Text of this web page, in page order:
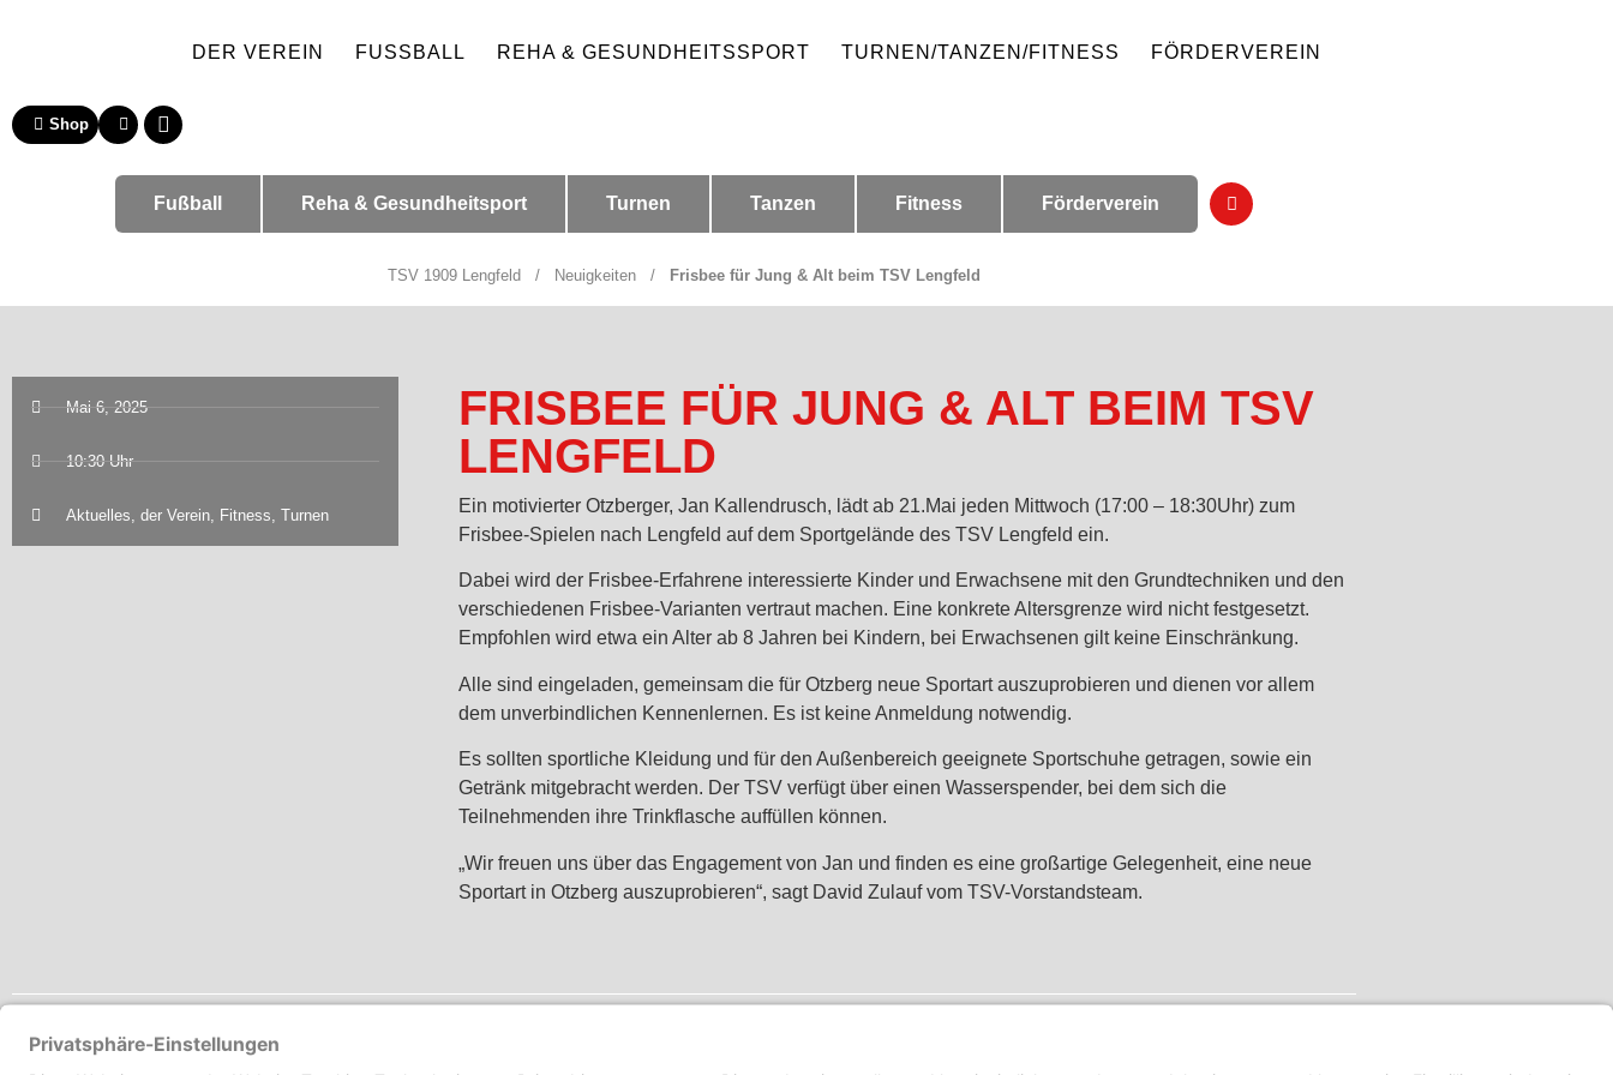
DER VEREIN FUSSBALL REHA & GESUNDHEITSSPORT TURNEN/TANZEN/FITNESS FÖRDERVEREIN
Shop
Fußball Reha & Gesundheitsport Turnen Tanzen Fitness Förderverein
TSV 1909 Lengfeld / Neuigkeiten / Frisbee für Jung & Alt beim TSV Lengfeld
Mai 6, 2025
10:30 Uhr
Aktuelles, der Verein, Fitness, Turnen
FRISBEE FÜR JUNG & ALT BEIM TSV
LENGFELD
Ein motivierter Otzberger, Jan Kallendrusch, lädt ab 21.Mai jeden Mittwoch (17:00 – 18:30Uhr) zum
Frisbee-Spielen nach Lengfeld auf dem Sportgelände des TSV Lengfeld ein.
Dabei wird der Frisbee-Erfahrene interessierte Kinder und Erwachsene mit den Grundtechniken und den
verschiedenen Frisbee-Varianten vertraut machen. Eine konkrete Altersgrenze wird nicht festgesetzt.
Empfohlen wird etwa ein Alter ab 8 Jahren bei Kindern, bei Erwachsenen gilt keine Einschränkung.
Alle sind eingeladen, gemeinsam die für Otzberg neue Sportart auszuprobieren und dienen vor allem
dem unverbindlichen Kennenlernen. Es ist keine Anmeldung notwendig.
Es sollten sportliche Kleidung und für den Außenbereich geeignete Sportschuhe getragen, sowie ein
Getränk mitgebracht werden. Der TSV verfügt über einen Wasserspender, bei dem sich die
Teilnehmenden ihre Trinkflasche auffüllen können.
„Wir freuen uns über das Engagement von Jan und finden es eine großartige Gelegenheit, eine neue
Sportart in Otzberg auszuprobieren“, sagt David Zulauf vom TSV-Vorstandsteam.
Einladung zur Mitgliederversammlung des TSV Lengfeld am 09.05.2025